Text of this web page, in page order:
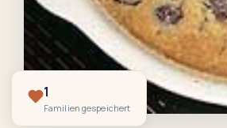
1
Familien gespeichert